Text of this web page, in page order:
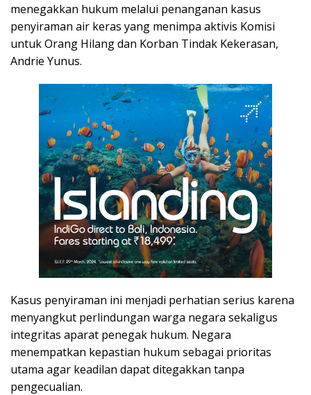
menegakkan hukum melalui penanganan kasus
penyiraman air keras yang menimpa aktivis Komisi
untuk Orang Hilang dan Korban Tindak Kekerasan,
Andrie Yunus.
Kasus penyiraman ini menjadi perhatian serius karena
menyangkut perlindungan warga negara sekaligus
integritas aparat penegak hukum. Negara
menempatkan kepastian hukum sebagai prioritas
utama agar keadilan dapat ditegakkan tanpa
pengecualian.